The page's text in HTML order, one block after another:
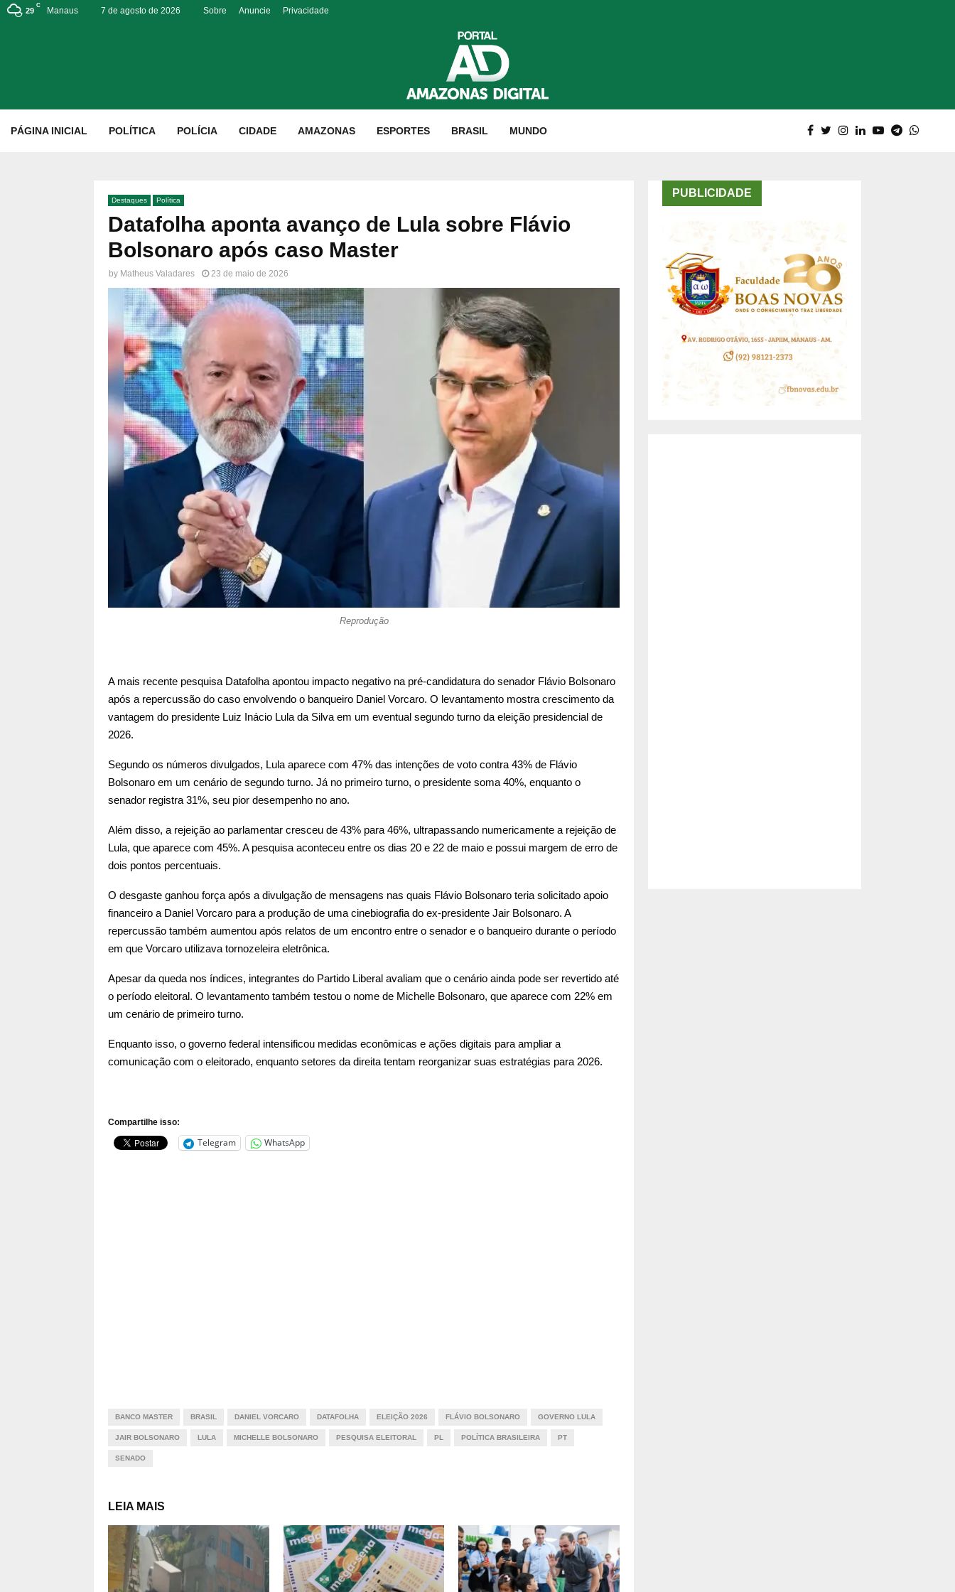
29
C
Manaus 7 de agosto de 2026 Sobre Anuncie Privacidade
PÁGINA INICIAL POLÍTICA POLÍCIA CIDADE AMAZONAS ESPORTES BRASIL MUNDO
Destaques Política
Datafolha aponta avanço de Lula sobre Flávio
Bolsonaro após caso Master
by Matheus Valadares 23 de maio de 2026
Reprodução
A mais recente pesquisa Datafolha apontou impacto negativo na pré-candidatura do senador Flávio Bolsonaro
após a repercussão do caso envolvendo o banqueiro Daniel Vorcaro. O levantamento mostra crescimento da
vantagem do presidente Luiz Inácio Lula da Silva em um eventual segundo turno da eleição presidencial de
2026.
Segundo os números divulgados, Lula aparece com 47% das intenções de voto contra 43% de Flávio
Bolsonaro em um cenário de segundo turno. Já no primeiro turno, o presidente soma 40%, enquanto o
senador registra 31%, seu pior desempenho no ano.
Além disso, a rejeição ao parlamentar cresceu de 43% para 46%, ultrapassando numericamente a rejeição de
Lula, que aparece com 45%. A pesquisa aconteceu entre os dias 20 e 22 de maio e possui margem de erro de
dois pontos percentuais.
O desgaste ganhou força após a divulgação de mensagens nas quais Flávio Bolsonaro teria solicitado apoio
financeiro a Daniel Vorcaro para a produção de uma cinebiografia do ex-presidente Jair Bolsonaro. A
repercussão também aumentou após relatos de um encontro entre o senador e o banqueiro durante o período
em que Vorcaro utilizava tornozeleira eletrônica.
Apesar da queda nos índices, integrantes do Partido Liberal avaliam que o cenário ainda pode ser revertido até
o período eleitoral. O levantamento também testou o nome de Michelle Bolsonaro, que aparece com 22% em
um cenário de primeiro turno.
Enquanto isso, o governo federal intensificou medidas econômicas e ações digitais para ampliar a
comunicação com o eleitorado, enquanto setores da direita tentam reorganizar suas estratégias para 2026.
Compartilhe isso:
Telegram WhatsApp
BANCO MASTER BRASIL DANIEL VORCARO DATAFOLHA ELEIÇÃO 2026 FLÁVIO BOLSONARO GOVERNO LULA
JAIR BOLSONARO LULA MICHELLE BOLSONARO PESQUISA ELEITORAL PL POLÍTICA BRASILEIRA PT
SENADO
LEIA MAIS
PUBLICIDADE